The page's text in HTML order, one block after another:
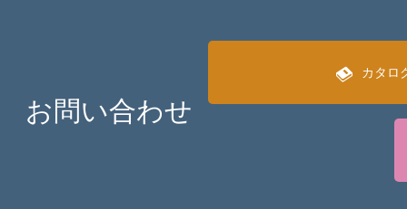
お問い合わせ
カタロ